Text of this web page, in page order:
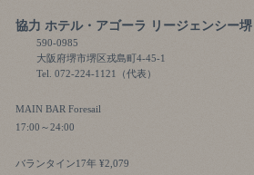
協力 ホテル・アゴーラ リージェンシー堺
590-0985
大阪府堺市堺区戎島町4-45-1
Tel.072-224-1121 （代表）
MAIN BAR Foresail
17:00～24:00
バランタイン17年 ¥2,079